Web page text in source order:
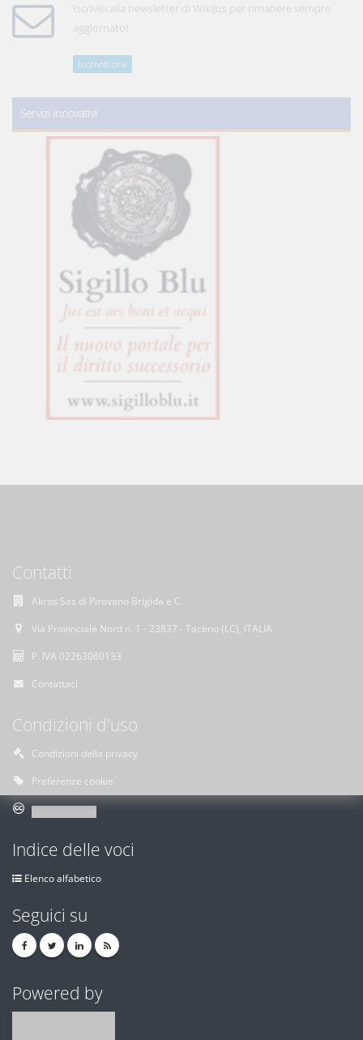
Iscriviti alla newsletter di WikiJus per rimanere sempre
aggiornato!
Iscriviti ora
Servizi innovativi
Contatti
Akros Sas di Pirovano Brigida e C.
Via Provinciale Nord n. 1 - 23837 - Taceno (LC), ITALIA
P. IVA 02263080133
Contattaci
Condizioni d'uso
Condizioni della privacy
Preferenze cookie
Indice delle voci
Elenco alfabetico
Seguici su
Powered by